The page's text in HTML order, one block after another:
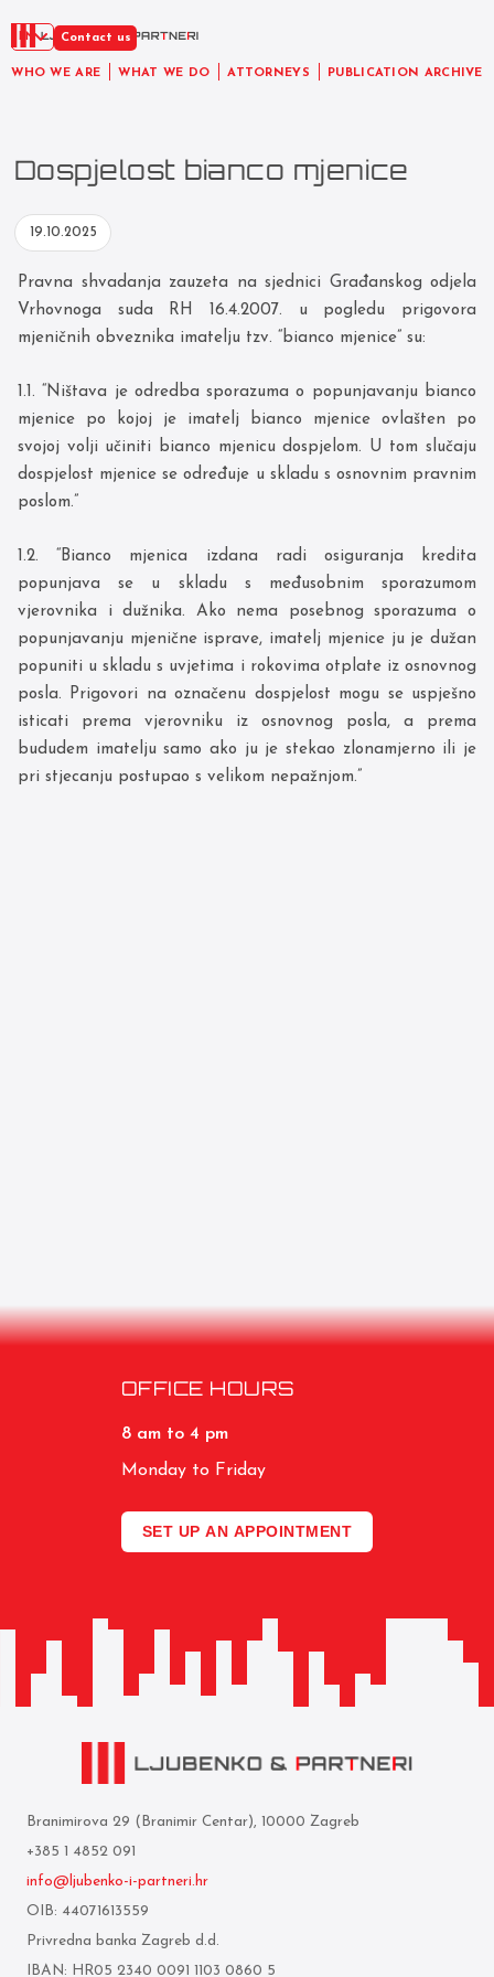
WHO WE ARE WHAT WE DO ATTORNEYS PUBLICATION ARCHIVE
EN Contact us
Dospjelost bianco mjenice
19.10.2025
Pravna shvadanja zauzeta na sjednici Građanskog odjela
Vrhovnoga suda RH 16.4.2007. u pogledu prigovora
mjeničnih obveznika imatelju tzv. “bianco mjenice” su:
1.1. “Ništava je odredba sporazuma o popunjavanju bianco
mjenice po kojoj je imatelj bianco mjenice ovlašten po
svojoj volji učiniti bianco mjenicu dospjelom. U tom slučaju
dospjelost mjenice se određuje u skladu s osnovnim pravnim
poslom.”
1.2. “Bianco mjenica izdana radi osiguranja kredita
popunjava se u skladu s međusobnim sporazumom
vjerovnika i dužnika. Ako nema posebnog sporazuma o
popunjavanju mjenične isprave, imatelj mjenice ju je dužan
popuniti u skladu s uvjetima i rokovima otplate iz osnovnog
posla. Prigovori na označenu dospjelost mogu se uspješno
isticati prema vjerovniku iz osnovnog posla, a prema
bududem imatelju samo ako ju je stekao zlonamjerno ili je
pri stjecanju postupao s velikom nepažnjom.”
OFFICE HOURS
8 am to 4 pm
Monday to Friday
SET UP AN APPOINTMENT
Branimirova 29 (Branimir Centar), 10000 Zagreb
+385 1 4852 091
info@ljubenko-i-partneri.hr
OIB: 44071613559
Privredna banka Zagreb d.d.
IBAN: HR05 2340 0091 1103 0860 5